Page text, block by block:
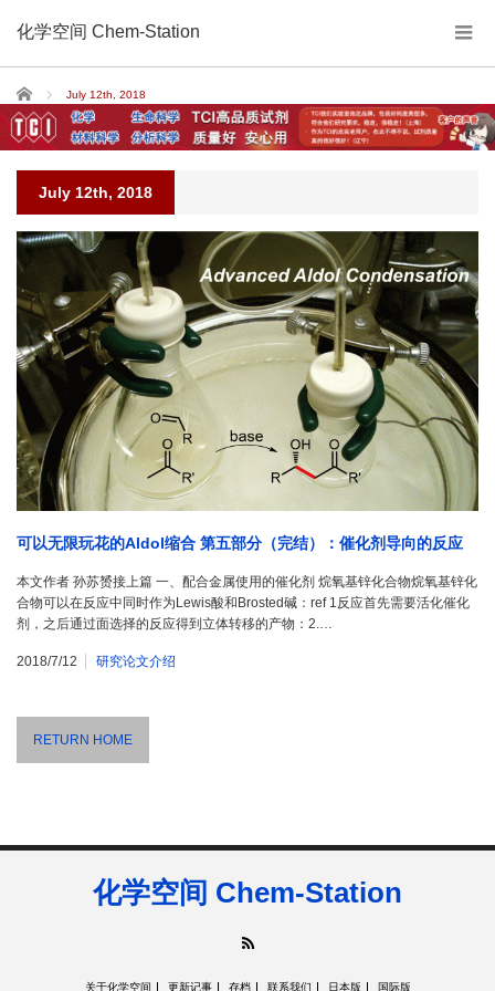
化学空间 Chem-Station
Home July 12th, 2018
July 12th, 2018
可以无限玩花的Aldol缩合 第五部分（完结）：催化剂导向的反应
本文作者 孙苏赟接上篇 一、配合金属使用的催化剂 烷氧基锌化合物烷氧基锌化
合物可以在反应中同时作为Lewis酸和Brosted碱：ref 1反应首先需要活化催化
剂，之后通过面选择的反应得到立体转移的产物：2.…
2018/7/12 研究论文介绍
RETURN HOME
化学空间 Chem-Station
关于化学空间 更新记事 存档 联系我们 日本版 国际版